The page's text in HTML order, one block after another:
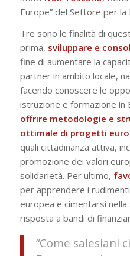
Europe” del Settore per la
Tre sono le finalità di
prima, sviluppare e
fine di aumentare la
partner in ambito locale,
facendo conoscere le
istruzione e formazione in
offrire metodologie e
ottimale di progetti
quali cittadinanza attiva,
promozione dei valori
solidarietà. Per ultimo,
per apprendere i
europea e cimentarsi
risposta a bandi di
“Come salesiani